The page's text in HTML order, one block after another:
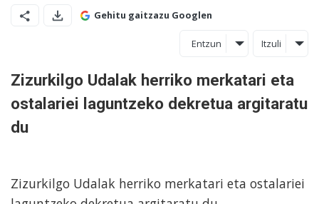
Gehitu gaitzazu Googlen
Entzun Itzuli
Zizurkilgo Udalak herriko merkatari eta
ostalariei laguntzeko dekretua argitaratu
du
Zizurkilgo Udalak herriko merkatari eta ostalariei